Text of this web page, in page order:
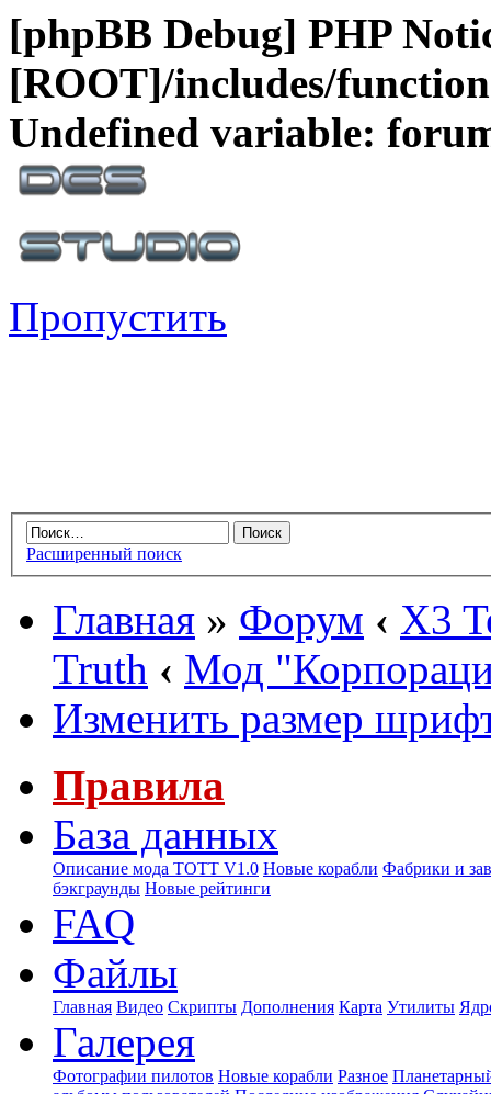
[phpBB Debug] PHP
[ROOT]/includes/
Undefined variable:
Пропустить
Расширенный поиск
Главная » Форум ‹ X3
Truth ‹ Мод
Изменить размер
Правила
База данных
Описание мода ТОТТ V1.0 Новые корабли Фабрики и
бэкграунды Новые рейтинги
FAQ
Файлы
Главная Видео Скрипты Дополнения Карта Утилиты
Галерея
Фотографии пилотов Новые корабли Разное